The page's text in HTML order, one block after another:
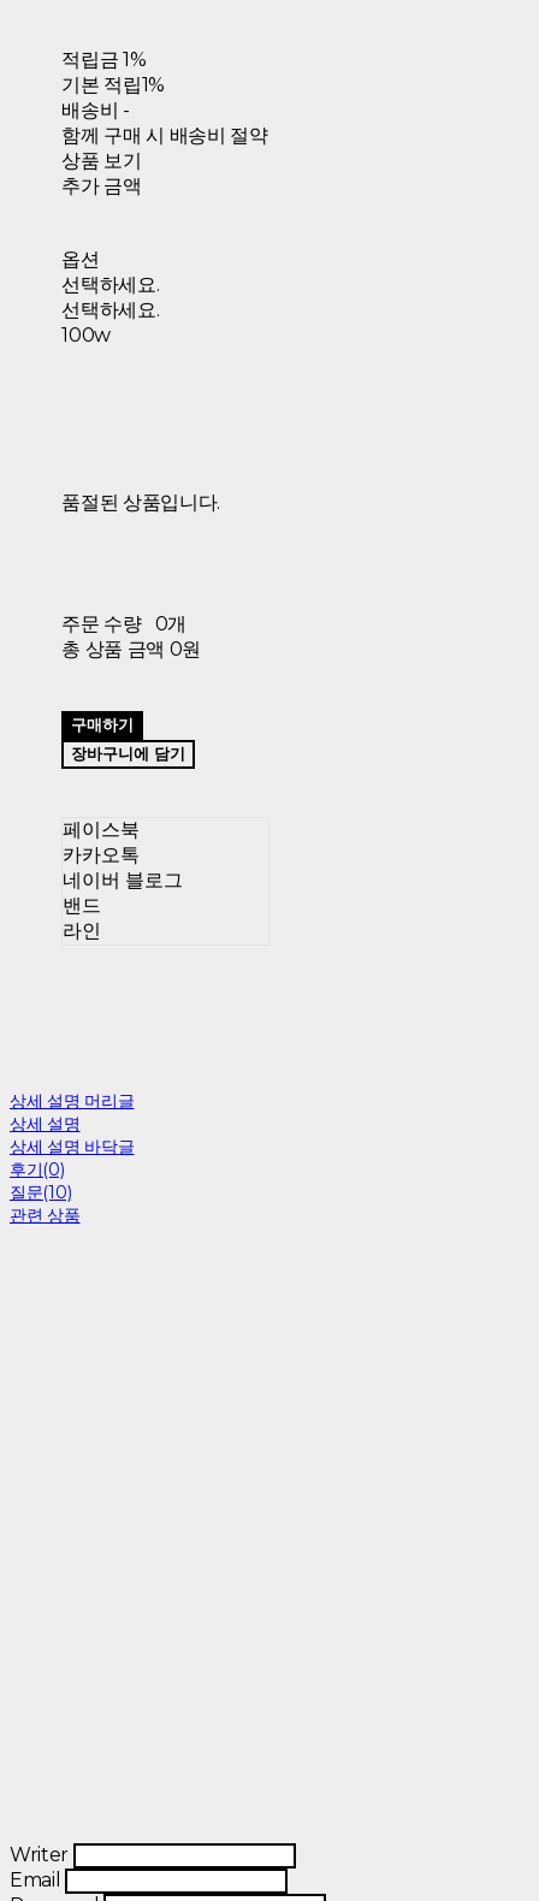
적립금 1%
기본 적립1%
배송비 -
함께 구매 시 배송비 절약
상품 보기
추가 금액
옵션
선택하세요.
선택하세요.
100w
품절된 상품입니다.
주문 수량
0개
총 상품 금액 0원
구매하기
장바구니에 담기
페이스북
카카오톡
네이버 블로그
밴드
라인
상세 설명 머리글
상세 설명
상세 설명 바닥글
후기(0)
질문(10)
관련 상품
Writer
Email